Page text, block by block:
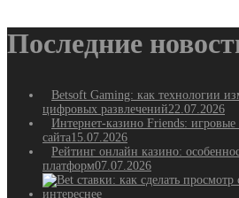
Последние
Betsoft Gaming: как технологии
цифровых развлечений22.07.2026
Интернет-казино Friends:
сайта15.07.2026
Рейтинг онлайн казино:
платформ07.07.2026